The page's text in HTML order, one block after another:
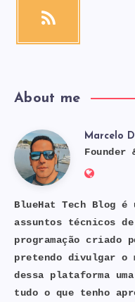
RSS
About me
Marcelo
Dos
Santos
Marcelo
Founder
BlueHat Tech Blog
assuntos técnicos
programação criado
pretendo divulgar o
dessa plataforma
tudo o que tenho